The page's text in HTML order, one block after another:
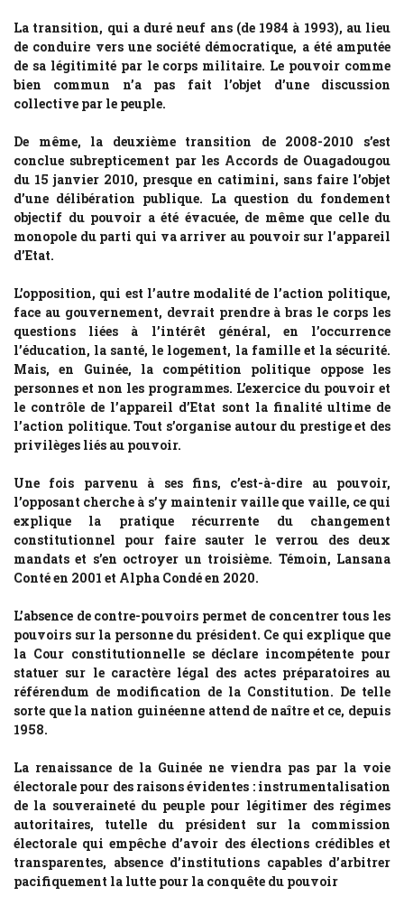
La transition, qui a duré neuf ans (de 1984 à 1993), au lieu
de conduire vers une société démocratique, a été amputée
de sa légitimité par le corps militaire. Le pouvoir comme
bien commun n’a pas fait l’objet d’une discussion
collective par le peuple.
De même, la deuxième transition de 2008-2010 s’est
conclue subrepticement par les Accords de Ouagadougou
du 15 janvier 2010, presque en catimini, sans faire l’objet
d’une délibération publique. La question du fondement
objectif du pouvoir a été évacuée, de même que celle du
monopole du parti qui va arriver au pouvoir sur l’appareil
d’Etat.
L’opposition, qui est l’autre modalité de l’action politique,
face au gouvernement, devrait prendre à bras le corps les
questions liées à l’intérêt général, en l’occurrence
l’éducation, la santé, le logement, la famille et la sécurité.
Mais, en Guinée, la compétition politique oppose les
personnes et non les programmes. L’exercice du pouvoir et
le contrôle de l’appareil d’Etat sont la finalité ultime de
l’action politique. Tout s’organise autour du prestige et des
privilèges liés au pouvoir.
Une fois parvenu à ses fins, c’est-à-dire au pouvoir,
l’opposant cherche à s’y maintenir vaille que vaille, ce qui
explique la pratique récurrente du changement
constitutionnel pour faire sauter le verrou des deux
mandats et s’en octroyer un troisième. Témoin, Lansana
Conté en 2001 et Alpha Condé en 2020.
L’absence de contre-pouvoirs permet de concentrer tous les
pouvoirs sur la personne du président. Ce qui explique que
la Cour constitutionnelle se déclare incompétente pour
statuer sur le caractère légal des actes préparatoires au
référendum de modification de la Constitution. De telle
sorte que la nation guinéenne attend de naître et ce, depuis
1958.
La renaissance de la Guinée ne viendra pas par la voie
électorale pour des raisons évidentes : instrumentalisation
de la souveraineté du peuple pour légitimer des régimes
autoritaires, tutelle du président sur la commission
électorale qui empêche d’avoir des élections crédibles et
transparentes, absence d’institutions capables d’arbitrer
pacifiquement la lutte pour la conquête du pouvoir